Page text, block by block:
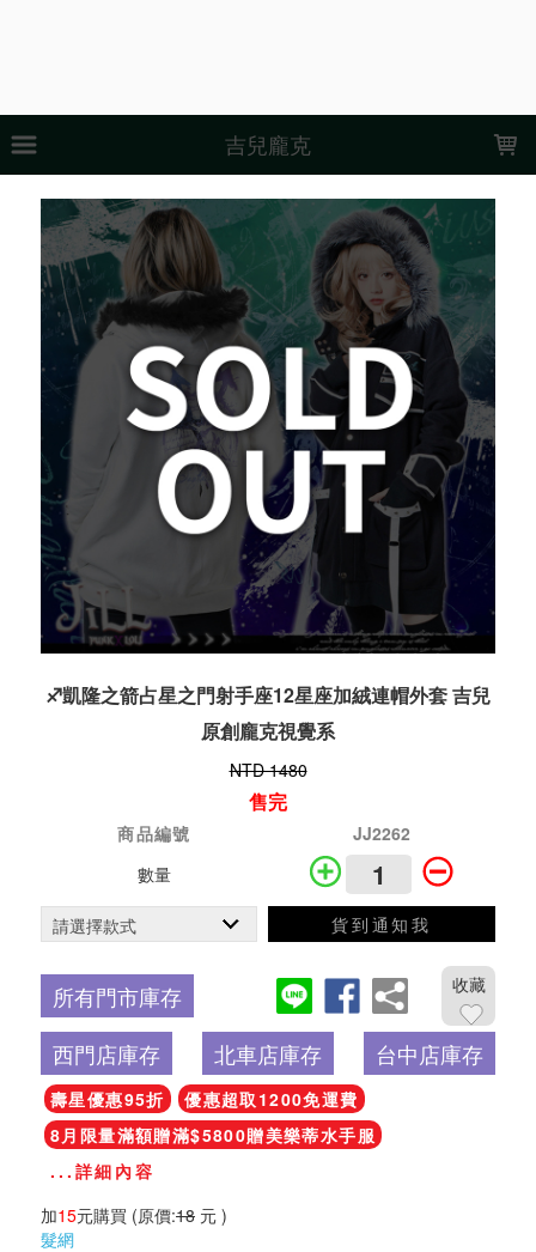
吉兒龐克
♐凱隆之箭占星之門射手座12星座加絨連帽外套 吉兒
原創龐克視覺系
NTD 1480
售完
商品編號
JJ2262
數量
貨到通知我
所有門市庫存 收藏
西門店庫存 北車店庫存 台中店庫存
壽星優惠95折
優惠超取1200免運費
8月限量滿額贈滿$5800贈美樂蒂水手服
...詳細內容
加15元購買 (原價:18 元 )
髮網